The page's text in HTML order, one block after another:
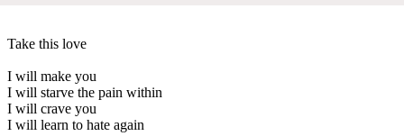
Take this love
I will make you
I will starve the pain within
I will crave you
I will learn to hate again